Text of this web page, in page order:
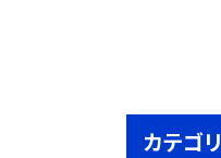
カテゴリ